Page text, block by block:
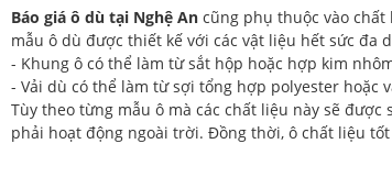
Báo giá ô dù tại Nghệ An cũng phụ thuộc vào chất
mẫu ô dù được thiết kế với các vật liệu hết sức đa
- Khung ô có thể làm từ sắt hộp hoặc hợp kim
- Vải dù có thể làm từ sợi tổng hợp polyester hoặc
Tùy theo từng mẫu ô mà các chất liệu này sẽ
phải hoạt động ngoài trời. Đồng thời, ô chất liệu